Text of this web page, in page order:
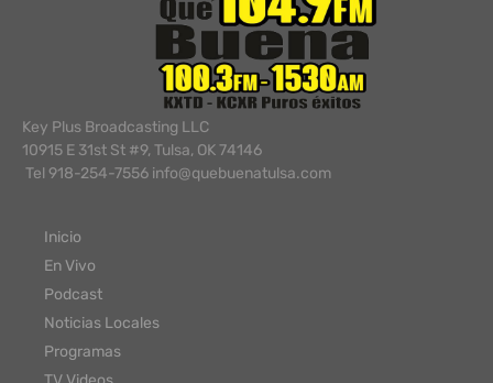
Key Plus Broadcasting LLC
10915 E 31st St #9, Tulsa, OK 74146
Tel 918-254-7556 info@quebuenatulsa.com
Inicio
En Vivo
Podcast
Noticias Locales
Programas